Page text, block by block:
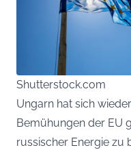
Shutterstock.com
Ungarn hat sich
Bemühungen der EU
russischer Energie zu